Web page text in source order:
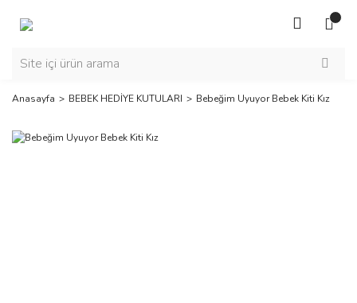
Anasayfa BEBEK HEDİYE KUTULARI Bebeğim Uyuyor Bebek Kiti Kız